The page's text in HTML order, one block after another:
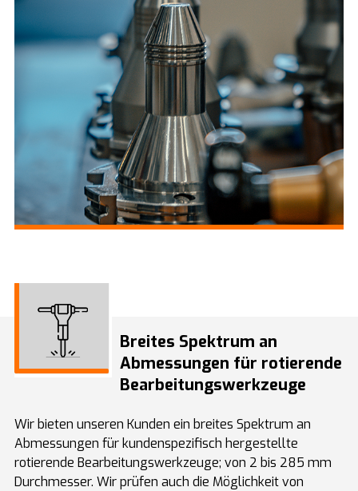
Breites Spektrum an
Abmessungen für rotierende
Bearbeitungswerkzeuge
Wir bieten unseren Kunden ein breites Spektrum an
Abmessungen für kundenspezifisch hergestellte
rotierende Bearbeitungswerkzeuge; von 2 bis 285 mm
Durchmesser. Wir prüfen auch die Möglichkeit von